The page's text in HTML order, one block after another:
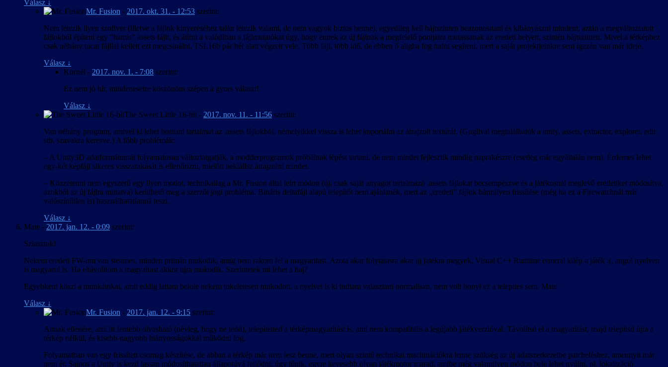
Válasz ↓
Mr. Fusion - 2017. okt. 31. - 12:53 szerint:
Nem létezik ilyen szoftver (illetve a fájlok kinyeréséhez talán létezik valami, de nem vagyok biztos benne), egyedileg kell bájtszinten beazonosítani és kibányászni mindent, aztán a megváltoztatott
fájlokból építeni egy “hamis” assets fájlt, és átírni a valódiban a fájlmutatókat úgy, hogy ennek az új fájlnak a megfelelő pontjaira mutassanak az eredeti helyett, szintén bájtszinten. Mivel a térképhez
csak néhány tucat fájllal kellett ezt megcsinálni, TSL16b pár hét alatt végzett vele. Több fájl, több idő, de ebben ő aligha fog tudni segíteni, mert a saját projektjeinkre sem igazán van már ideje.
Válasz ↓
Kornél - 2017. nov. 1. - 7:08 szerint:
Ez nem jó hír, mindenesetre köszönöm szépen a gyors választ!
Válasz ↓
The Sweet Little 16-bit - 2017. nov. 11. - 11:56 szerint:
Van néhány program, amivel ki lehet bontani tartalmat az .assets fájlokból, némelyikkel vissza is lehet importálni az átrajzolt textúrát. (Guglival megtalálhatók a unity, assets, extractor, explorer, edit
stb. szavakra keresve.) A főbb problémák:
– A Unity3D adatformátumát folyamatosan változtatgatják, a modderprogramok próbálnak lépést tartani, de nem mindet fejlesztik mindig naprakészre (esetleg már egyáltalán nem). Érdemes lehet
egy-két képfájl sikeres visszarakását is ellenőrizni, mielőtt nekiállsz átrajzolni mindet.
– Közzétenni nem egyszerű egy ilyen modot, technikailag a Mr. Fusion által leírt módon (új, csak saját anyagot tartalmazó .assets fájlokat becsempészve és a játékosnál meglevő eredetiket módosítva,
azokból az új fájlra mutatva) kerülhető meg a szerzői jogi probléma. Bináris deltafájl alapú telepítőt nem ajánlanék, mert az „eredeti” fájlok bármilyen frissítése (még ha ez a Firewatchnál már
valószínűtlen is) használhatatlanná teszi.
Válasz ↓
Mate - 2017. jan. 12. - 0:09 szerint:
Sziasztok!
Nekem eredeti FW-om van steames, minden primán mukodik, amig nem rakom fel a magyaritast. Azota akar folytatasra akar uj jatekra megyek, Visual C++ Runtime errorral kilép a játék :(, angol nyelven
is magyarul is. Ha eltávolitom a magyaitast akkor ujra mukodik. Szerintetek mi lehet a baj?
Egyebkent köszi a munkátokat, amit eddig lattam belole nekem tokeletesen mukodott, a nyelvet is ki tudtam valasztani normalisan, nem volt bonyi ez a telepites sem. Mate
Válasz ↓
Mr. Fusion - 2017. jan. 12. - 9:15 szerint:
Annak ellenére, ami itt fentebb olvasható (névleg, hogy ne tedd), telepítetted a térképmagyarítást is, ami nem kompatibilis a legújabb játékverzióval. Távolítsd el a magyarítást, majd telepítsd újra a
térkép nélkül, és kisebb-nagyobb hiányosságokkal működni fog.
Folyamatban van egy frissített csomag készítése, de abban a térkép már nem lesz benne, mert olyan szintű technikai machinációkra lenne szükség az új adatszerkezetbe patcheléshez, amennyit már
nem ér. Sajnos a Unity is kezd lassan módosíthatatlan állapotúvá fejlődni; úgy tűnik, egyre kevesebb olyan játékmotor marad, amibe még valamilyen módon bele lehet nyúlni, pl. lokalizáció